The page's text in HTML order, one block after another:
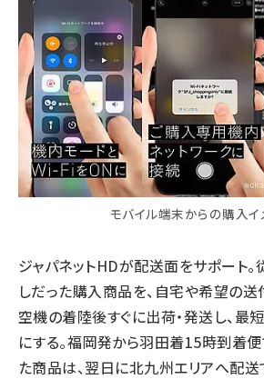
モバイル端末からの購入イ
ジャパネットHDが配送面をサポート
しだった購入商品を、自宅や希望の送
空機の着陸後すぐに出荷・発送し、最
にする。福岡発から羽田着15時到着
た商品は、翌日に北九州エリアへ配送